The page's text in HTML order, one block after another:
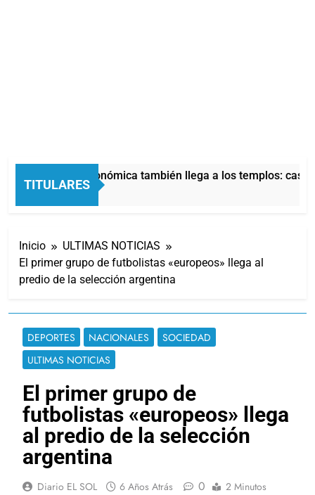
TITULARES
La crisis económica también llega a los templos: casi
3 Horas Atrás
Inicio
ULTIMAS NOTICIAS
El primer grupo de futbolistas «europeos» llega al
predio de la selección argentina
DEPORTES NACIONALES
SOCIEDAD
ULTIMAS NOTICIAS
El primer grupo de
futbolistas «europeos» llega
al predio de la selección
argentina
Diario EL SOL 6 Años Atrás 0 2 Minutos